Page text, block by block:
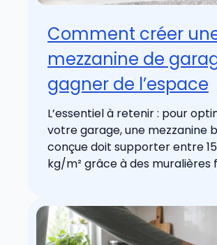
Comment créer
mezzanine de
gagner de l’espace
L’essentiel à retenir : pour
votre garage, une mezzanine
conçue doit supporter entre
kg/m² grâce à des muralières